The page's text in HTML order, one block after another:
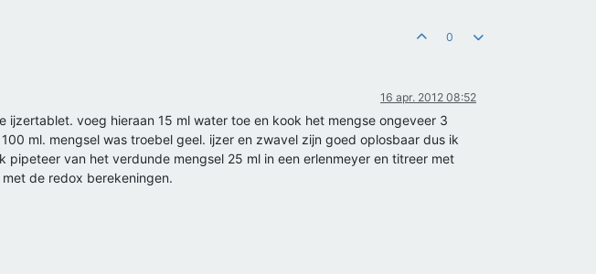
0
16 apr. 2012 08:52
voeg hieraan 15 ml water toe en kook het mengse ongeveer 3
ml. mengsel was troebel geel. ijzer en zwavel zijn goed oplosbaar dus ik
van het verdunde mengsel 25 ml in een erlenmeyer en titreer met
de redox berekeningen.